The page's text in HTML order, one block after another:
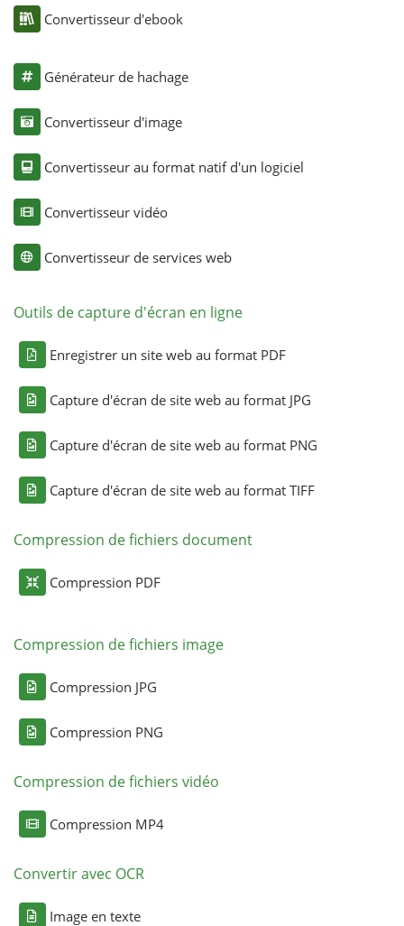
Convertisseur d'ebook
Générateur de hachage
Convertisseur d'image
Convertisseur au format natif d'un logiciel
Convertisseur vidéo
Convertisseur de services web
Outils de capture d'écran en ligne
Enregistrer un site web au format PDF
Capture d'écran de site web au format JPG
Capture d'écran de site web au format PNG
Capture d'écran de site web au format TIFF
Compression de fichiers document
Compression PDF
Compression de fichiers image
Compression JPG
Compression PNG
Compression de fichiers vidéo
Compression MP4
Convertir avec OCR
Image en texte